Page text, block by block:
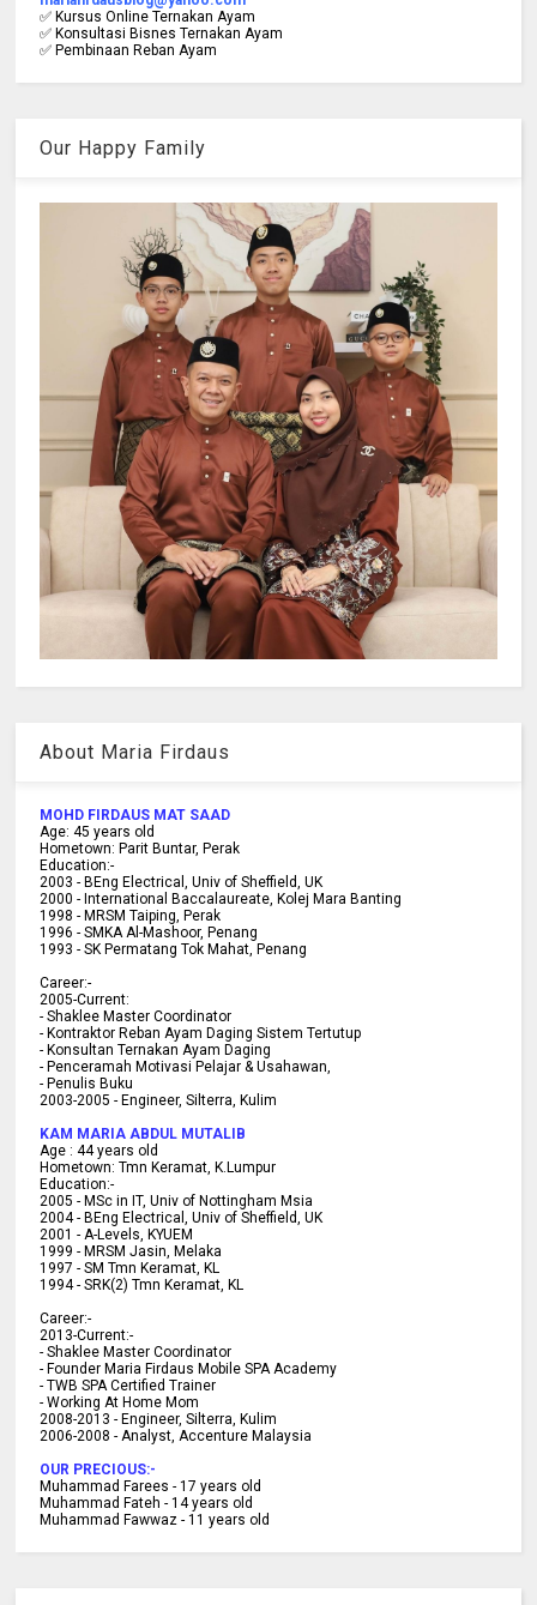
✅ Kursus Online Ternakan Ayam
✅ Konsultasi Bisnes Ternakan Ayam
✅ Pembinaan Reban Ayam
Our Happy Family
About Maria Firdaus
MOHD FIRDAUS MAT SAAD
Age: 45 years old
Hometown: Parit Buntar, Perak
Education:-
2003 - BEng Electrical, Univ of Sheffield, UK
2000 - International Baccalaureate, Kolej Mara Banting
1998 - MRSM Taiping, Perak
1996 - SMKA Al-Mashoor, Penang
1993 - SK Permatang Tok Mahat, Penang
Career:-
2005-Current:
- Shaklee Master Coordinator
- Kontraktor Reban Ayam Daging Sistem Tertutup
- Konsultan Ternakan Ayam Daging
- Penceramah Motivasi Pelajar & Usahawan,
- Penulis Buku
2003-2005 - Engineer, Silterra, Kulim
KAM MARIA ABDUL MUTALIB
Age : 44 years old
Hometown: Tmn Keramat, K.Lumpur
Education:-
2005 - MSc in IT, Univ of Nottingham Msia
2004 - BEng Electrical, Univ of Sheffield, UK
2001 -A-Levels, KYUEM
1999 - MRSM Jasin, Melaka
1997 -SM Tmn Keramat, KL
1994 -SRK(2) Tmn Keramat, KL
Career:-
2013-Current:-
- Shaklee Master Coordinator
- Founder Maria Firdaus Mobile SPA Academy
- TWB SPA Certified Trainer
- Working At Home Mom
2008-2013 - Engineer, Silterra, Kulim
2006-2008 - Analyst, Accenture Malaysia
OUR PRECIOUS:-
Muhammad Farees - 17 years old
Muhammad Fateh - 14 years old
Muhammad Fawwaz - 11 years old